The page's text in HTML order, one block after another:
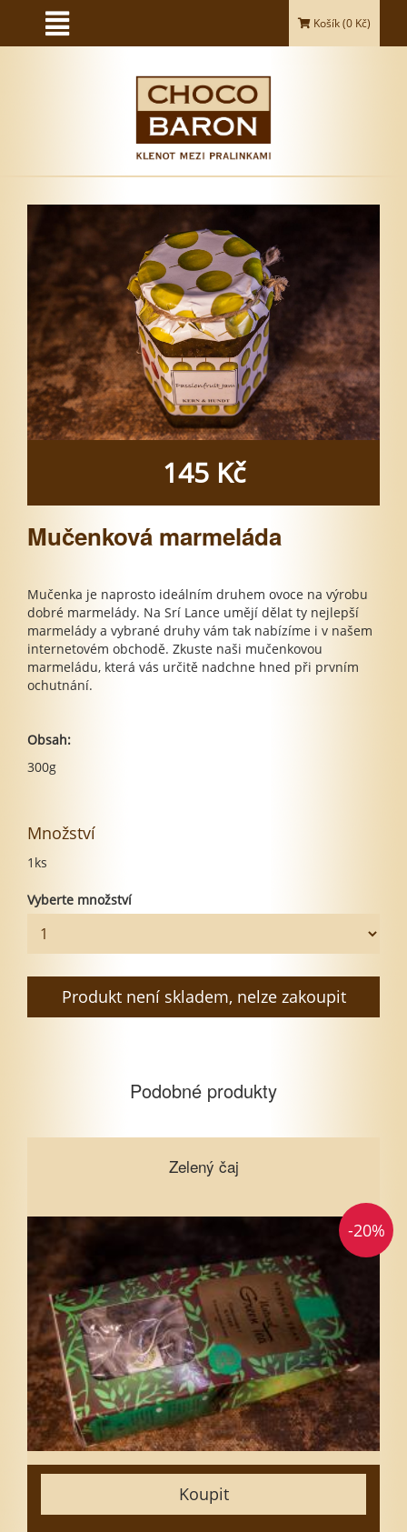
Košík (0 Kč)
145 Kč
Mučenková marmeláda
Mučenka je naprosto ideálním druhem ovoce na výrobu
dobré marmelády. Na Srí Lance umějí dělat ty nejlepší
marmelády a vybrané druhy vám tak nabízíme i v našem
internetovém obchodě. Zkuste naši mučenkovou
marmeládu, která vás určitě nadchne hned při prvním
ochutnání.
Obsah:
300g
Množství
1ks
Vyberte množství
Produkt není skladem, nelze zakoupit
Podobné produkty
Zelený čaj
-20%
Koupit
Zelený čaj
Vyberte množství
1
3
5
7
10
15
Zavřít
Vložit do košíku